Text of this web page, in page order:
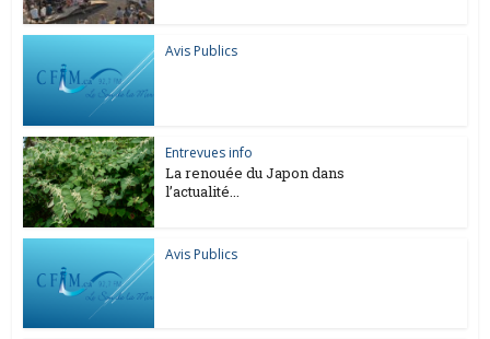
Avis Publics
Entrevues info
La renouée du Japon dans
l’actualité...
Avis Publics